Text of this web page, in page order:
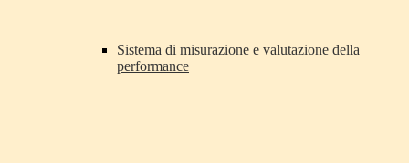
Sistema di misurazione e valutazione della
performance